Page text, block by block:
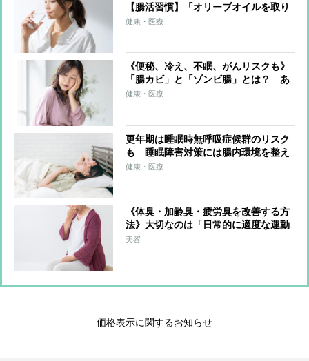
【腸活習慣】「オリーブオイルを取り
入れた地中海型和食」「コップ1杯の
健康・医療
《便秘、冷え、不眠、がんリスクも》
「腸カビ」と「ゾンビ腸」とは？ あ
らゆる不調を引き起こすメカニズムと
健康・医療
更年期は睡眠時無呼吸症候群のリスク
も 睡眠障害対策には腸内環境を整え
ることも有効
健康・医療
《体臭・加齢臭・疲労臭を改善する方
法》大切なのは「日常的に適度な運動
をする」「腸内環境を整える」、体を
美容
価格表示に関するお知らせ